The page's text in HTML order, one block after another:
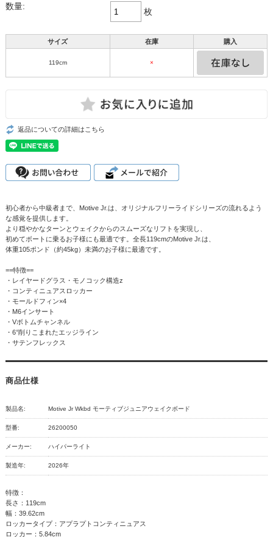
数量:
枚
サイズ 在庫 購入
119cm ×
返品についての詳細はこちら
初心者から中級者まで、Motive Jr.は、オリジナルフリーライドシリーズの流れるよう
な感覚を提供します。
より穏やかなターンとウェイクからのスムーズなリフトを実現し、
初めてボートに乗るお子様にも最適です。全長119cmのMotive Jr.は、
体重105ポンド（約45kg）未満のお子様に最適です。
==特徴==
・レイヤードグラス・モノコック構造z
・コンティニュアスロッカー
・モールドフィン×4
・M6インサート
・Vボトムチャンネル
・6°削りこまれたエッジライン
・サテンフレックス
商品仕様
製品名: Motive Jr Wkbd モーティブジュニアウェイクボード
型番: 26200050
メーカー: ハイパーライト
製造年: 2026年
特徴：
長さ：119cm
幅：39.62cm
ロッカータイプ：アプラプトコンティニュアス
ロッカー：5.84cm